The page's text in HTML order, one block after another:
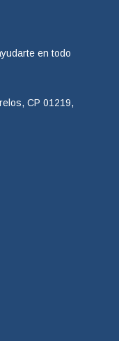
en todo
CP 01219,